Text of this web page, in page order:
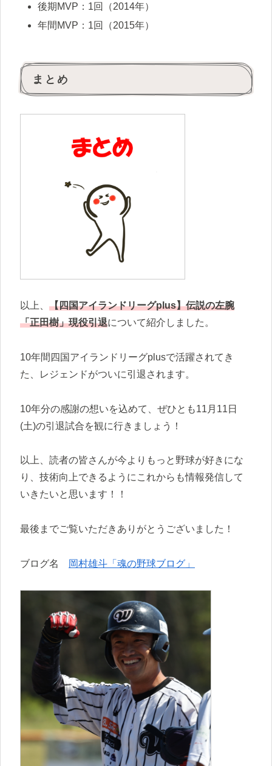
後期MVP：1回（2014年）
年間MVP：1回（2015年）
まとめ
以上、 【四国アイランドリーグplus】伝説の左腕
「正田樹」現役引退について紹介しました。
10年間四国アイランドリーグplusで活躍されてき
た、レジェンドがついに引退されます。
10年分の感謝の想いを込めて、ぜひとも11月11日
(土)の引退試合を観に行きましょう！
以上、読者の皆さんが今よりもっと野球が好きにな
り、技術向上できるようにこれからも情報発信して
いきたいと思います！！
最後までご覧いただきありがとうございました！
ブログ名 岡村雄斗「魂の野球ブログ」